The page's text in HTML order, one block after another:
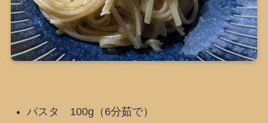
パスタ 100g（6分茹で）